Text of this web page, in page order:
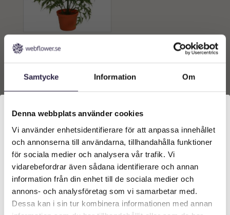
Samtycke Information Om
Denna webbplats använder cookies
Vi använder enhetsidentifierare för att anpassa innehållet
och annonserna till användarna, tillhandahålla funktioner
för sociala medier och analysera vår trafik. Vi
vidarebefordrar även sådana identifierare och annan
information från din enhet till de sociala medier och
annons- och analysföretag som vi samarbetar med.
Dessa kan i sin tur kombinera informationen med annan
Ming Aralia | Konstgjord
Krukväxt Grön UV 37 cm
varukorg
KONTAKT
Välkommen till Webflower
Vilken typ av kund är du? Du kan alltid justera ditt val
längst upp på sidan.
Företagskund (exkl. moms)